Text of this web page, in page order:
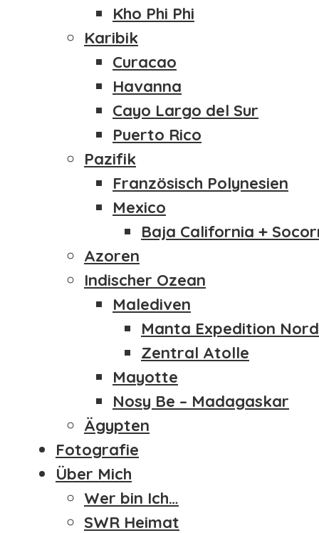
ÜBER MICH
WER BIN ICH…
SWR HEIMAT
SWR LANDESSCHAU
ZEITUNGSBERICHTE
FOTO-WETTBEWERBE
KONTAKT
Kho Phi Phi
Karibik
Curacao
Havanna
Cayo Largo del Sur
Puerto Rico
Pazifik
Französisch Polynesien
Mexico
Baja California +
Azoren
Indischer Ozean
Malediven
Manta Expedition
Zentral Atolle
Mayotte
Nosy Be – Madagaskar
Ägypten
Fotografie
Über Mich
Wer bin Ich…
SWR Heimat